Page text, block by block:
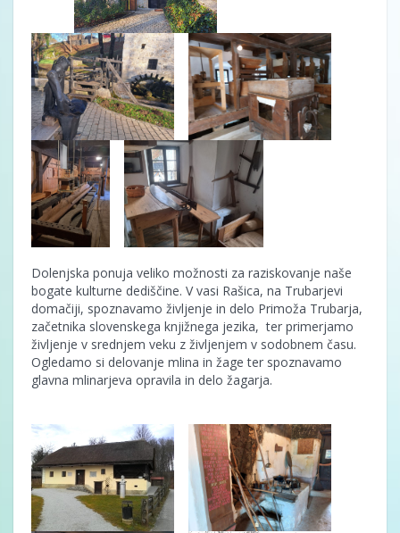
Dolenjska ponuja veliko možnosti za raziskovanje naše
bogate kulturne dediščine. V vasi Rašica, na Trubarjevi
domačiji, spoznavamo življenje in delo Primoža Trubarja,
začetnika slovenskega knjižnega jezika, ter primerjamo
življenje v srednjem veku z življenjem v sodobnem času.
Ogledamo si delovanje mlina in žage ter spoznavamo
glavna mlinarjeva opravila in delo žagarja.